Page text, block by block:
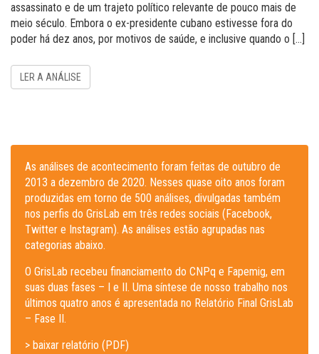
assassinato e de um trajeto político relevante de pouco mais de
meio século. Embora o ex-presidente cubano estivesse fora do
poder há dez anos, por motivos de saúde, e inclusive quando o […]
LER A ANÁLISE
As análises de acontecimento foram feitas de outubro de
2013 a dezembro de 2020. Nesses quase oito anos foram
produzidas em torno de 500 análises, divulgadas também
nos perfis do GrisLab em três redes sociais (Facebook,
Twitter e Instagram). As análises estão agrupadas nas
categorias abaixo.
O GrisLab recebeu financiamento do CNPq e Fapemig, em
suas duas fases – I e II. Uma síntese de nosso trabalho nos
últimos quatro anos é apresentada no Relatório Final GrisLab
– Fase II.
> baixar relatório (PDF)